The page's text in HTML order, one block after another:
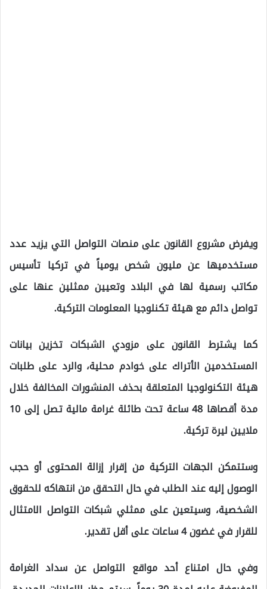
ويفرض مشروع القانون على منصات التواصل التي يزيد عدد
مستخدميها عن مليون شخص يومياً في تركيا تأسيس
مكاتب رسمية لها في البلاد وتعيين ممثلين عنها على
تواصل دائم مع هيئة تكنلوجيا المعلومات التركية.
كما يشترط القانون على مزودي الشبكات تخزين بيانات
المستخدمين الأتراك على خوادم محلية، والرد على طلبات
هيئة التكنولوجيا المتعلقة بحذف المنشورات المخالفة خلال
مدة أقصاها 48 ساعة تحت طائلة غرامة مالية تصل إلى 10
ملايين ليرة تركية.
وستتمكن الجهات التركية من إقرار إزالة المحتوى أو حجب
الوصول إليه عند الطلب في حال التحقق من انتهاكه للحقوق
الشخصية، وسيتعين على ممثلي شبكات التواصل الامتثال
للقرار في غضون 4 ساعات على أقل تقدير.
وفي حال امتناع أحد مواقع التواصل عن سداد الغرامة